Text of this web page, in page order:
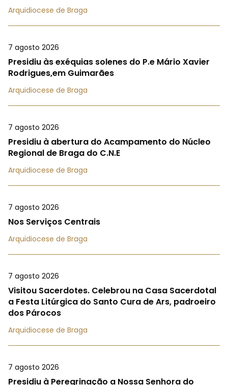
Arquidiocese de Braga
7 agosto 2026
Presidiu às exéquias solenes do P.e Mário Xavier
Rodrigues,em Guimarães
Arquidiocese de Braga
7 agosto 2026
Presidiu à abertura do Acampamento do Núcleo
Regional de Braga do C.N.E
Arquidiocese de Braga
7 agosto 2026
Nos Serviços Centrais
Arquidiocese de Braga
7 agosto 2026
Visitou Sacerdotes. Celebrou na Casa Sacerdotal
a Festa Litúrgica do Santo Cura de Ars, padroeiro
dos Párocos
Arquidiocese de Braga
7 agosto 2026
Presidiu à Peregrinação a Nossa Senhora do